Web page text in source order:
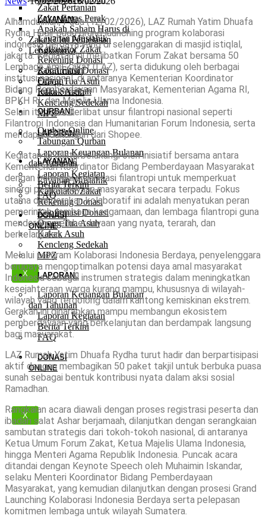
LAYANAN
Layanan Mustahik
Kalkulator Zakat
Rekening Donasi
Konfirmasi Donasi
Orang Tua Asuh
Kakak Asuh
Kencleng Sedekah
MPZ
LAPORAN
Laporan Keuangan Bulanan
dan Tahunan
Laporan Kegiatan
Berita Terkini
FAQ
DONASI
ONLINE
X
Zakat Pertanian
Zakat Emas Perak
Apakah Saham Harus di
Zakati? Ini Penjelasan
Lengkapnya
Zakat Fitrah
Fidyah
Infak Sedekah
QURBAN
Qurban Online
Tabungan Qurban
LAYANAN
Layanan Mustahik
Kalkulator Zakat
Rekening Donasi
Konfirmasi Donasi
Orang Tua Asuh
Kakak Asuh
Kencleng Sedekah
MPZ
LAPORAN
Laporan Keuangan Bulanan
dan Tahunan
Laporan Kegiatan
Berita Terkini
FAQ
DONASI
ONLINE
X
Alhamdulillah, Pada (12/02/2026), LAZ Rumah Yatim Dhuafa
Rydha Hadir pada grand launching program kolaborasi
indonesia berdaya yang di selenggarakan di masjid istiqlal,
jakarta. Kegiatan ini melibatkan Forum Zakat bersama 50
Lembaga Amil Zakat (LAZ), serta didukung oleh berbagai
institusi nasional, di antaranya Kementerian Koordinator
Bidang Pemberdayaan Masyarakat, Kementerian Agama RI,
BPKH RI, dan Majelis Ulama Indonesia.
Selain itu, turut terlibat unsur filantropi nasional seperti
Filantropi Indonesia dan Humanitarian Forum Indonesia, serta
mendapat dukungan dari Shopee.
Kegiatan ini dilatarbelakangi oleh inisiatif bersama antara
Kementerian Koordinator Bidang Pemberdayaan Masyarakat
dengan berbagai organisasi filantropi untuk memperkuat
sinergi pemberdayaan masyarakat secara terpadu. Fokus
utama dari gerakan kolaboratif ini adalah menyatukan peran
pemerintah, lembaga keagamaan, dan lembaga filantropi guna
mendorong pemberdayaan yang nyata, terarah, dan
berkelanjutan.
Melalui program Kolaborasi Indonesia Berdaya, penyelenggara
berupaya mengoptimalkan potensi daya amal masyarakat
Indonesia sebagai instrumen strategis dalam meningkatkan
kesejahteraan warga kurang mampu, khususnya di wilayah-
wilayah yang tergolong dalam kantong kemiskinan ekstrem.
Gerakan ini diharapkan mampu membangun ekosistem
pemberdayaan yang berkelanjutan dan berdampak langsung
bagi masyarakat.
LAZ Rumah Yatim Dhuafa Rydha turut hadir dan berpartisipasi
aktif dengan membagikan 50 paket takjil untuk berbuka puasa
sunah sebagai bentuk kontribusi nyata dalam aksi sosial
Ramadhan.
Rangkaian acara diawali dengan proses registrasi peserta dan
ibadah salat Ashar berjamaah, dilanjutkan dengan serangkaian
sambutan strategis dari tokoh-tokoh nasional, di antaranya
Ketua Umum Forum Zakat, Ketua Majelis Ulama Indonesia,
hingga Menteri Agama Republik Indonesia. Puncak acara
ditandai dengan Keynote Speech oleh Muhaimin Iskandar,
selaku Menteri Koordinator Bidang Pemberdayaan
Masyarakat, yang kemudian dilanjutkan dengan prosesi Grand
Launching Kolaborasi Indonesia Berdaya serta pelepasan
komitmen lembaga untuk wilayah Sumatera.